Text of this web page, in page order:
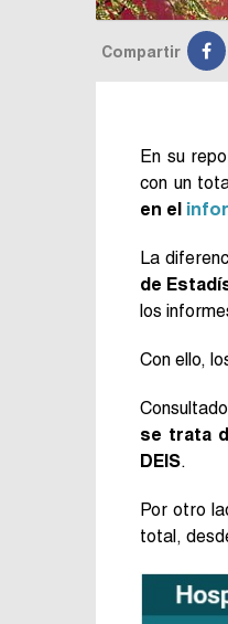
Compartir
En su
con un
en el
La
de
los
Con ello,
se trata
DEIS.
Por otro
total,